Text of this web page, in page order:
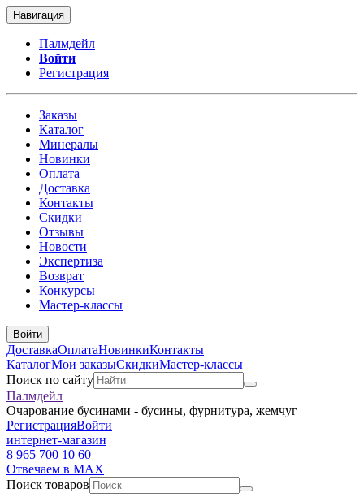
Навигация
Палмдейл
Войти
Регистрация
Заказы
Каталог
Минералы
Новинки
Оплата
Доставка
Контакты
Скидки
Отзывы
Новости
Экспертиза
Возврат
Конкурсы
Мастер-классы
Войти
ДоставкаОплатаНовинкиКонтакты
КаталогМои заказыСкидкиМастер-классы
Поиск по сайту
Палмдейл
Очарование бусинами - бусины, фурнитура, жемчуг
РегистрацияВойти
интернет-магазин
8 965 700 10 60
Отвечаем в MAX
Поиск товаров